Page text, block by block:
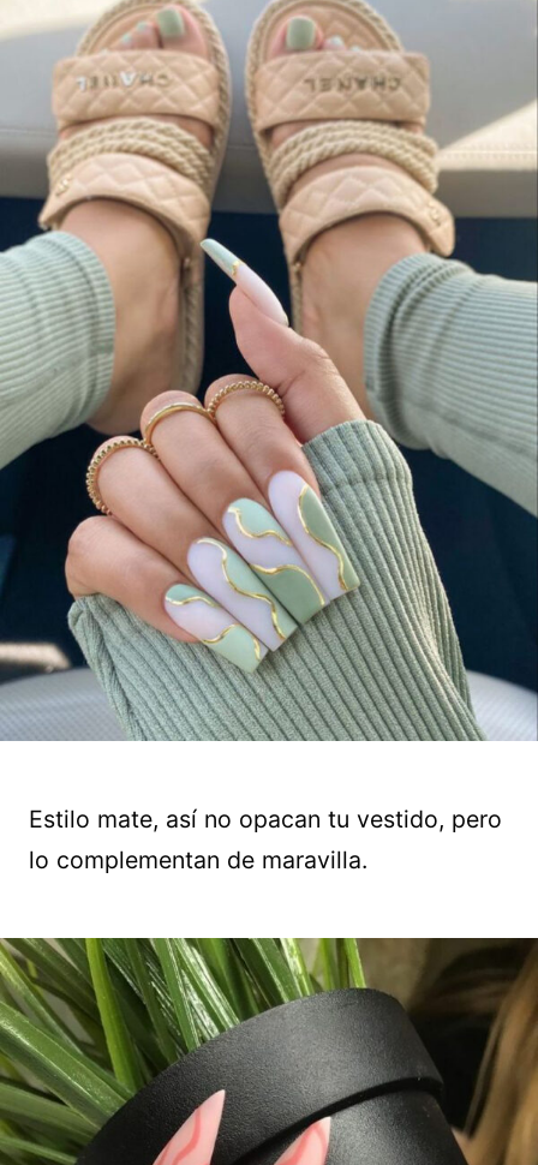
Estilo mate, así no opacan tu vestido, pero
lo complementan de maravilla.